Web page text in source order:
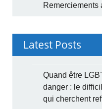
Remerciements
Latest Posts
Quand être
danger : le
qui cherchent